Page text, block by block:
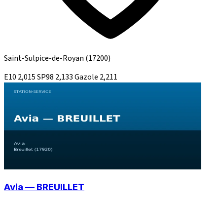
Saint-Sulpice-de-Royan (17200)
E10 2,015SP98 2,133Gazole 2,211
Avia — BREUILLET